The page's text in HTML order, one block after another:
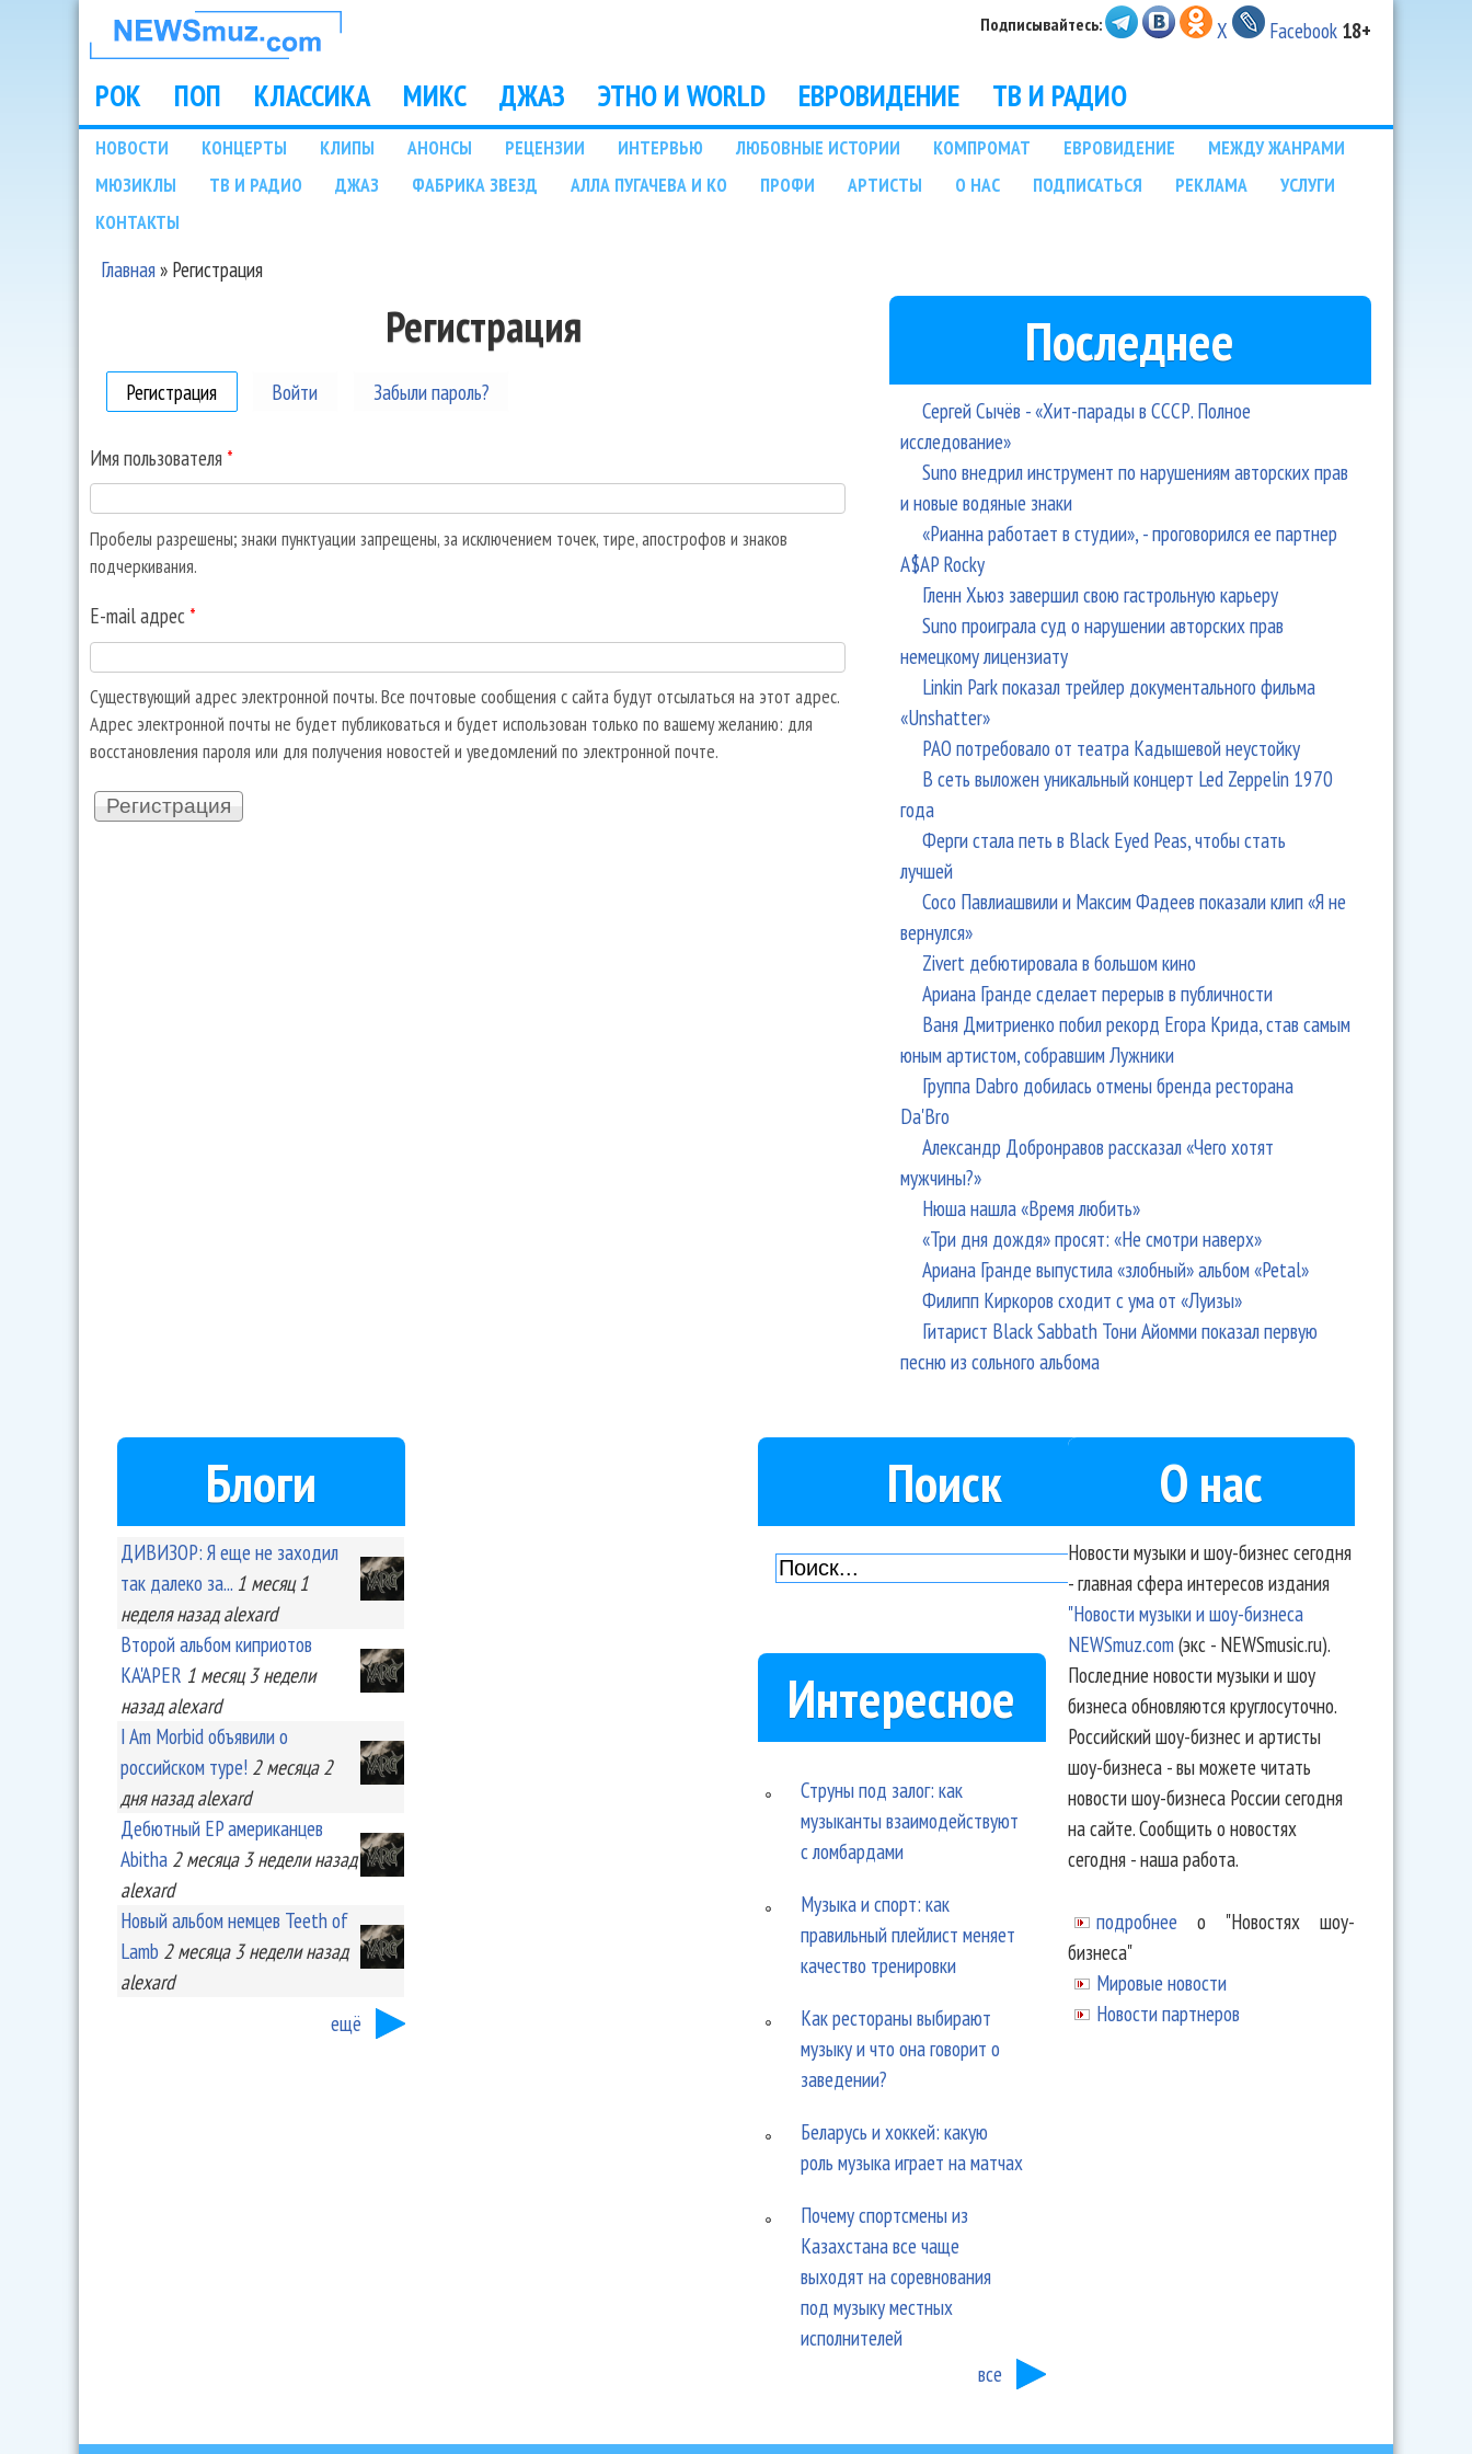
НОВОСТИ
МУЗЫКИ И
ШОУ БИЗНЕСА
NEWSMUZ.COM
Подписывайтесь: X Facebook 18+
Main menu
РОК ПОП КЛАССИКА МИКС ДЖАЗ ЭТНО И WORLD ЕВРОВИДЕНИЕ ТВ И РАДИО
Подразделы
НОВОСТИ КОНЦЕРТЫ КЛИПЫ АНОНСЫ РЕЦЕНЗИИ ИНТЕРВЬЮ ЛЮБОВНЫЕ ИСТОРИИ КОМПРОМАТ ЕВРОВИДЕНИЕ
МЕЖДУ ЖАНРАМИ
МЮЗИКЛЫ
ТВ И РАДИО ДЖАЗ ФАБРИКА ЗВЕЗД АЛЛА ПУГАЧЕВА И КО ПРОФИ АРТИСТЫ О НАС ПОДПИСАТЬСЯ РЕКЛАМА
УСЛУГИ
КОНТАКТЫ
Главная» Регистрация
Регистрация
Регистрация (активная вкладка)
Войти Забыли пароль?
Имя пользователя *
Пробелы разрешены; знаки пунктуации запрещены, за исключением точек, тире, апострофов и знаков
подчеркивания.
E-mail адрес *
Существующий адрес электронной почты. Все почтовые сообщения с сайта будут отсылаться на этот адрес.
Адрес электронной почты не будет публиковаться и будет использован только по вашему желанию: для
восстановления пароля или для получения новостей и уведомлений по электронной почте.
Последнее
Сергей Сычёв - «Хит-парады в СССР. Полное
исследование»
Suno внедрил инструмент по нарушениям авторских прав
и новые водяные знаки
«Рианна работает в студии», - проговорился ее партнер
A$AP Rocky
Гленн Хьюз завершил свою гастрольную карьеру
Suno проиграла суд о нарушении авторских прав
немецкому лицензиату
Linkin Park показал трейлер документального фильма
«Unshatter»
РАО потребовало от театра Кадышевой неустойку
В сеть выложен уникальный концерт Led Zeppelin 1970
года
Ферги стала петь в Black Eyed Peas, чтобы стать
лучшей
Сосо Павлиашвили и Максим Фадеев показали клип «Я не
вернулся»
Zivert дебютировала в большом кино
Ариана Гранде сделает перерыв в публичности
Ваня Дмитриенко побил рекорд Егора Крида, став самым
юным артистом, собравшим Лужники
Группа Dabro добилась отмены бренда ресторана
Da'Bro
Александр Добронравов рассказал «Чего хотят
мужчины?»
Нюша нашла «Время любить»
«Три дня дождя» просят: «Не смотри наверх»
Ариана Гранде выпустила «злобный» альбом «Petal»
Филипп Киркоров сходит с ума от «Луизы»
Гитарист Black Sabbath Тони Айомми показал первую
песню из сольного альбома
Блоги
ДИВИЗОР: Я еще не заходил
так далеко за... 1 месяц 1
неделяназад alexard
Второй альбом киприотов
KA'APER 1 месяц 3 недели
назад alexard
I Am Morbid объявили о
российском туре! 2 месяца 2
дняназад alexard
Дебютный EP американцев
Abitha 2 месяца 3 неделиназад
alexard
Новый альбом немцев Teeth of
Lamb 2 месяца 3 неделиназад
alexard
ещё
Поиск
Интересное
Струны под залог: как
музыканты взаимодействуют
с ломбардами
Музыка и спорт: как
правильный плейлист меняет
качество тренировки
Как рестораны выбирают
музыку и что она говорит о
заведении?
Беларусь и хоккей: какую
роль музыка играет на матчах
Почему спортсмены из
Казахстана все чаще
выходят на соревнования
под музыку местных
исполнителей
все
О нас
Новости музыки и шоу-бизнес сегодня
- главная сфера интересов издания
"Новости музыки и шоу-бизнеса
NEWSmuz.com(экс - NEWSmusic.ru).
Последние новости музыки и шоу
бизнеса обновляются круглосуточно.
Российский шоу-бизнес и артисты
шоу-бизнеса - вы можете читать
новости шоу-бизнеса России сегодня
на сайте. Сообщить о новостях
сегодня - наша работа.
подробнее о "Новостях шоу-
бизнеса"
Мировые новости
Новости партнеров